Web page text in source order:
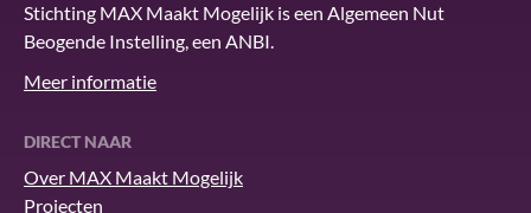
Stichting MAX Maakt Mogelijk is een Algemeen Nut
Beogende Instelling, een ANBI.
Meer informatie
DIRECT NAAR
Over MAX Maakt Mogelijk
Projecten